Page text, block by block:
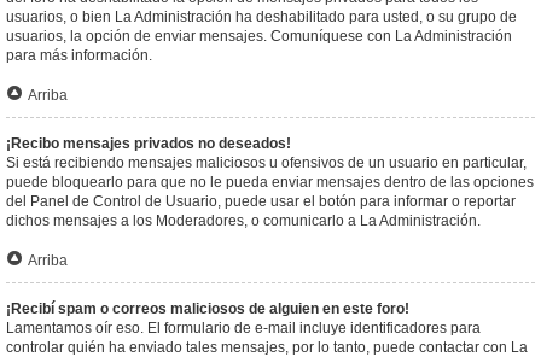
usuarios, o bien La Administración ha deshabilitado para usted, o su grupo de
usuarios, la opción de enviar mensajes. Comuníquese con La Administración
para más información.
Arriba
¡Recibo mensajes privados no deseados!
Si está recibiendo mensajes maliciosos u ofensivos de un usuario en particular,
puede bloquearlo para que no le pueda enviar mensajes dentro de las opciones
del Panel de Control de Usuario, puede usar el botón para informar o reportar
dichos mensajes a los Moderadores, o comunicarlo a La Administración.
Arriba
¡Recibí spam o correos maliciosos de alguien en este foro!
Lamentamos oír eso. El formulario de e-mail incluye identificadores para
controlar quién ha enviado tales mensajes, por lo tanto, puede contactar con La